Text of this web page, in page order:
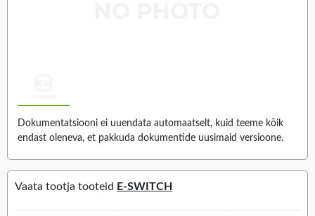
Dokumentatsiooni ei uuendata automaatselt, kuid teeme kõik
endast oleneva, et pakkuda dokumentide uusimaid versioone.
Vaata tootja tooteid E-SWITCH